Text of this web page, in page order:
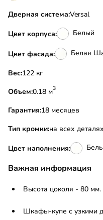
Дверная система:Versal
Цвет корпуса: Белый
Цвет фасада: Белая
Вес:
122 кг
Объем:
0.18 м3
Гарантия:18 месяцев
Тип кромки:на всех
Цвет наполнения:
Важная информация
Высота цоколя - 80 мм.
Шкафы-купе с узкими